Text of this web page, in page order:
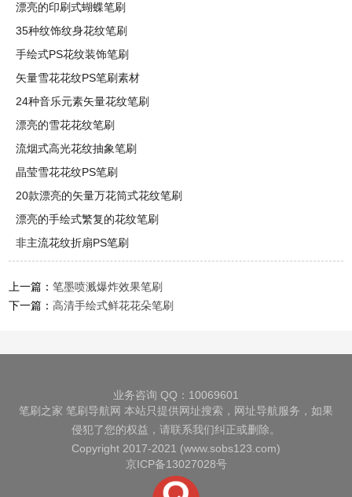
漂亮的印刷式蝴蝶笔刷
35种纹饰纹身花纹笔刷
手绘式PS花纹装饰笔刷
矢量雪花花纹PS笔刷素材
24种音乐元素矢量花纹笔刷
漂亮的雪花花纹笔刷
流烟式高光花纹抽象笔刷
晶莹雪花花纹PS笔刷
20款漂亮的矢量万花筒式花纹笔刷
漂亮的手绘式繁复的花纹笔刷
非主流花纹折扇PS笔刷
上一篇：笔墨喷溅爆炸效果笔刷
下一篇：高清手绘式鲜花花朵笔刷
业务咨询 QQ：10069601
笔刷之家 笔刷导航网 本站只提供网址搜索，网址导航服务，如果
侵犯了您的权益，请联系我们纠正或删除。
Copyright 2017-2021 (www.sobs123.com)
京ICP备13027028号